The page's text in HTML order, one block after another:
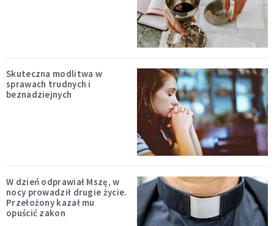
Skuteczna modlitwa w
sprawach trudnych i
beznadziejnych
W dzień odprawiał Mszę, w
nocy prowadził drugie życie.
Przełożony kazał mu
opuścić zakon